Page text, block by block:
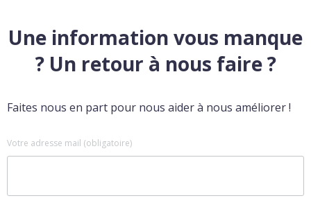
Une information vous manque
? Un retour à nous faire ?
Faites nous en part pour nous aider à nous améliorer !
Votre adresse mail (obligatoire)